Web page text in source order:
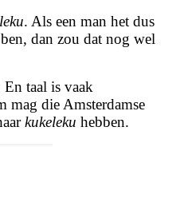
. Als een man het dus
dan zou dat nog wel
taal is vaak
mag die Amsterdamse
kukeleku hebben.